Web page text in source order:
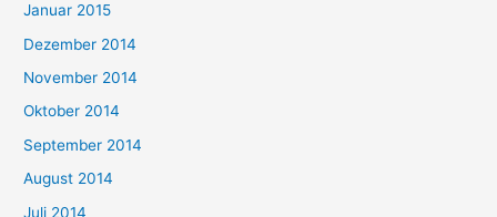
Januar 2015
Dezember 2014
November 2014
Oktober 2014
September 2014
August 2014
Juli 2014